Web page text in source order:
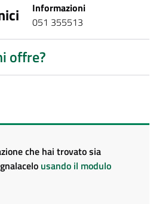
Informazioni
051 355513
offre?
che hai trovato sia
usando il modulo